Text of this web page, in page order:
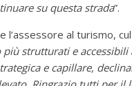
su questa strada”.
l’assessore al turismo,
strutturati e
e capillare,